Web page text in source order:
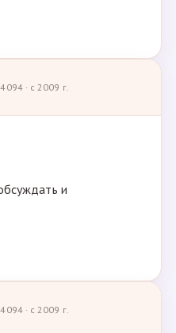
· с 2009 г.
и
· с 2009 г.